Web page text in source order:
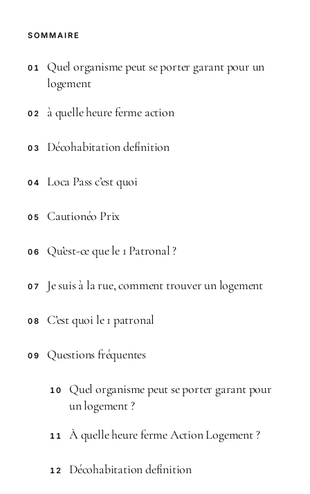
SOMMAIRE
01
Quel organisme peut se porter garant pour un
logement
02 à quelle heure ferme action
03 Décohabitation definition
04 Loca Pass c’est quoi
05 Cautionéo Prix
06 Qu’est-ce que le 1 Patronal ?
07 Je suis à la rue, comment trouver un logement
08 C’est quoi le 1 patronal
09 Questions fréquentes
10
Quel organisme peut se porter garant pour
un logement ?
11 À quelle heure ferme Action Logement ?
12 Décohabitation definition